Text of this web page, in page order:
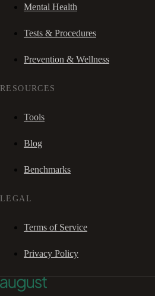
Mental Health
Tests & Procedures
Prevention & Wellness
RESOURCES
Tools
Blog
Benchmarks
LEGAL
Terms of Service
Privacy Policy